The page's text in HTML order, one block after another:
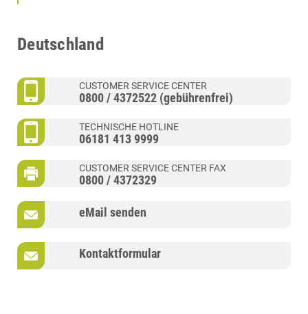
Deutschland
CUSTOMER SERVICE CENTER
0800 / 4372522 (gebührenfrei)
TECHNISCHE HOTLINE
06181 413 9999
CUSTOMER SERVICE CENTER FAX
0800 / 4372329
eMail senden
Kontaktformular